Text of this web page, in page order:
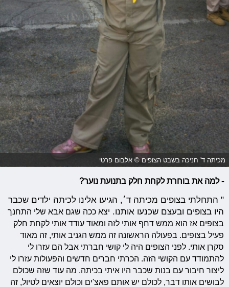
מכיתה ד' חניכה בשבט הצופים © אלבום פרטי
-למה את בוחרת לקחת חלק בתנועת נוער?
" התחלתי בצופים מכיתה ד׳, הגיעו אלינו לכיתה ילדים שכבר
היו בצופים ובעצם שכנעו אותנו. יצא ככה שגם אבא שלי התחנך
בצופים אז הוא ממש דחף אותי לזה ומאוד עודד אותי לקחת חלק
פעיל בצופים. בפעולה הראשונה זה ממש הגניב אותי, זה מאוד
סקרן אותי. לפני הצופים היהלי קושי חברתי אבל הם עזרו לי
להתמודד עם הקושי הזה. הכרתי חברים חדשים והפעולות עזרו לי
ליצור חיבור עם בנות שכבר היו איתי בכיתה. מה עוד שזה שכולם
לבושים אותו דבר, לכולם יש אותם פאצ'ים וכולם יוצאים לטיול, זה